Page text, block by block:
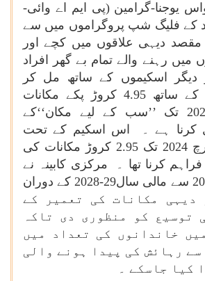
یوجنا-گرامین (پی ایم اے وائی-
کے فلیگ شپ پروگراموں میں سے
دیہی علاقوں میں کچے اور
رہنے والے تمام بے گھر افراد
دیگر اسکیموں کے ساتھ مل کر
بنیادی سہولیات کے ساتھ 4.95 کروڑ پکے مکانات
فراہم کرکے 2029 تک ’’سب کے لیے مکان‘‘کے
کرنا ہے ۔ اس اسکیم کے تحت
ابتدائی ہدف مارچ 2024 تک 2.95 کروڑ مکانات کی
فراہم کرنا تھا ۔ مرکزی کابینہ نے
مالی سال 25-2024 سے مالی سال29-2028 کے دوران
2 کروڑ دیہی مکانات کی تعمیر کے
توسیع کو منظوری دی تاکہ
خاندانوں کی تعداد میں
سے رہائش کی پیدا ہونے والی
کیا جاسکے ۔